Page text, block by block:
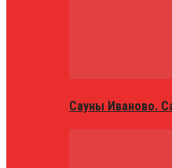
Сауны Иваново.